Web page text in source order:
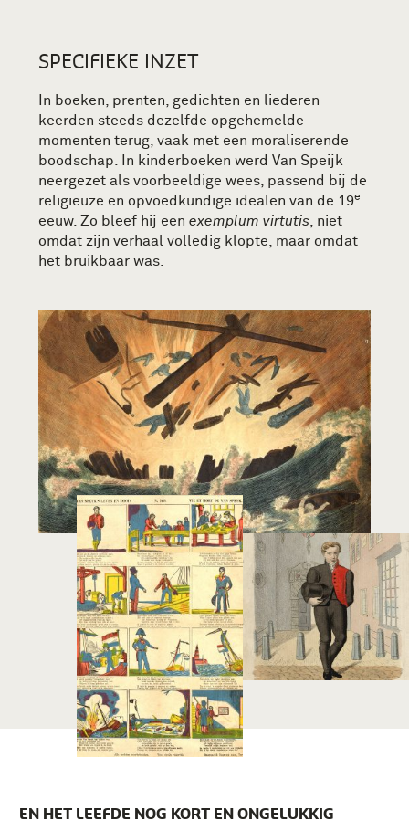
SPECIFIEKE INZET
In boeken, prenten, gedichten en liederen
keerden steeds dezelfde opgehemelde
momenten terug, vaak met een moraliserende
boodschap. In kinderboeken werd Van Speijk
neergezet als voorbeeldige wees, passend bij de
religieuze en opvoedkundige idealen van de 19e
eeuw. Zo bleef hij een exemplum virtutis, niet
omdat zijn verhaal volledig klopte, maar omdat
het bruikbaar was.
EN HET LEEFDE NOG KORT EN ONGELUKKIG